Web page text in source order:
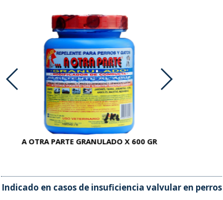
A OTRA PARTE GRANULADO X 600 GR
Indicado en casos de insuficiencia valvular en perros